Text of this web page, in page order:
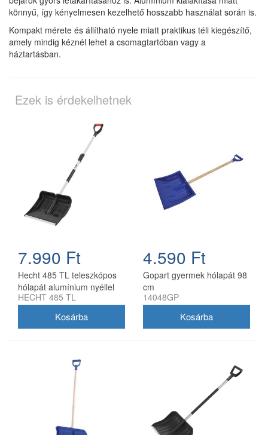
könnyű, így kényelmesen kezelhető hosszabb használat során is.
Kompakt mérete és állítható nyele miatt praktikus téli kiegészítő,
amely mindig kéznél lehet a csomagtartóban vagy a
háztartásban.
Ezek is érdekelhetnek
7.990 Ft
Hecht 485 TL teleszkópos
hólapát alumínium nyéllel
HECHT 485 TL
4.590 Ft
Gopart gyermek hólapát 98
cm
14048GP